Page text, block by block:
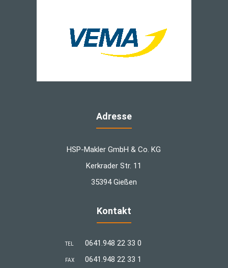
Adresse
HSP-Makler GmbH & Co. KG
Kerkrader Str. 11
35394 Gießen
Kontakt
TEL 0641.948 22 33 0
FAX 0641.948 22 33 1